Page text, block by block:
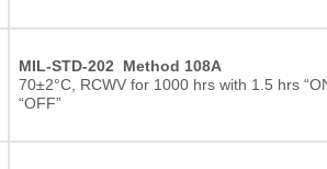
MIL-STD-202 Method 108A
70±2°C, RCWV for 1000 hrs with 1.5 hrs
“OFF”